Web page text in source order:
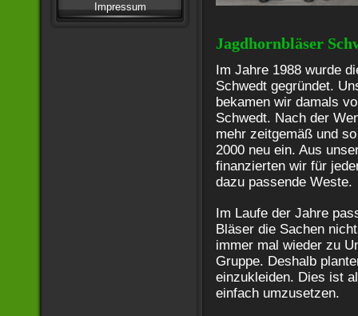
Impressum
Jagdhornbläser
Im Jahre 1988 wurde
Schwedt gegründet.
bekamen wir damals
Schwedt. Nach der
mehr zeitgemäß und
2000 neu ein. Aus
finanzierten wir für
dazu passende Weste.
Im Laufe der Jahre
Bläser die Sachen
immer mal wieder zu
Gruppe. Deshalb
einzukleiden. Dies ist
einfach umzusetzen.